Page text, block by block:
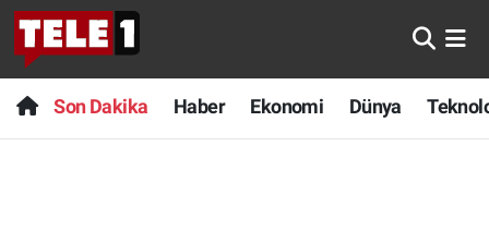
Son Dakika Haber Ekonomi Dünya
Anında Manşet
Başka Sohbetler
Son Dakika
Haber
Nöbetçi Eczaneler
Hava Durumu